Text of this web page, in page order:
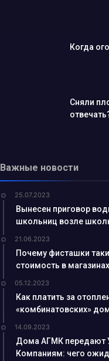
Когда
Сняли
Важные новости
25.07.2023
Вынесен приговор
школьниц возле
21.06.2023
Почему фисташки
стоимость в
05.12.2023
Как платить за
«комбинатовских»
14.09.2023
Дома АГМК передают
Компаниям: чего